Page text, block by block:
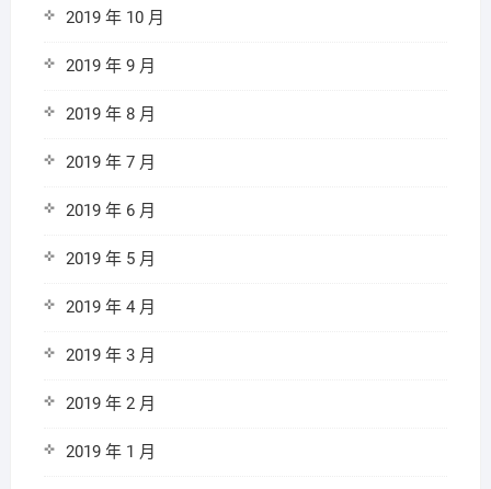
2019 年 10 月
2019 年 9 月
2019 年 8 月
2019 年 7 月
2019 年 6 月
2019 年 5 月
2019 年 4 月
2019 年 3 月
2019 年 2 月
2019 年 1 月